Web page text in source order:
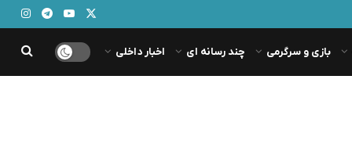
بازی و سرگرمی چند رسانه ای اخبار داخلی